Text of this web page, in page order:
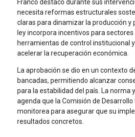
Franco destacó durante sus
necesita reformas estructurales
claras para dinamizar la producción y
ley incorpora incentivos para
herramientas de control institucional
acelerar la recuperación económica.
La aprobación se dio en un contexto
bancadas, permitiendo alcanzar
para la estabilidad del país. La norma
agenda que la Comisión de Desarrollo
monitorea para asegurar que su
resultados concretos.